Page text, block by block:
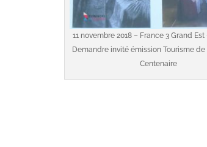
11 novembre 2018 – France 3 Grand
Demandre invité émission Tourisme
Centenaire